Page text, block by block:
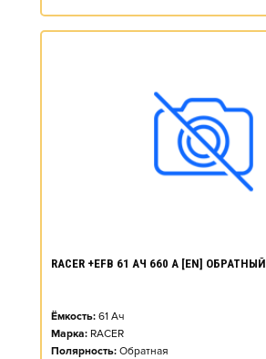
RACER +EFB 61 АЧ 660 А [EN] ОБРАТНЫЙ
Ёмкость: 61 Ач
Марка: RACER
Полярность: Обратная